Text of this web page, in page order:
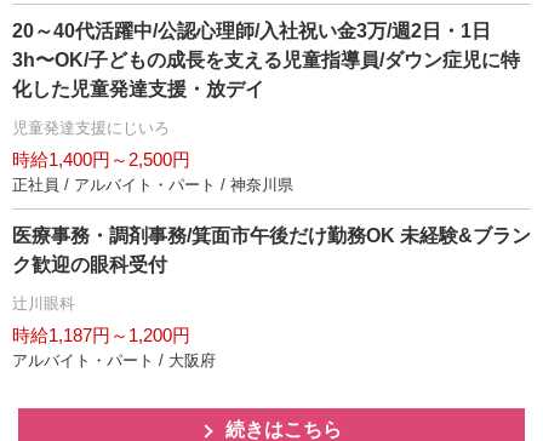
20～40代活躍中/公認心理師/入社祝い金3万/週2日・1日
3h〜OK/子どもの成長を支える児童指導員/ダウン症児に特
化した児童発達支援・放デイ
児童発達支援にじいろ
時給1,400円～2,500円
正社員 / アルバイト・パート / 神奈川県
医療事務・調剤事務/箕面市午後だけ勤務OK 未経験&ブラン
ク歓迎の眼科受付
辻川眼科
時給1,187円～1,200円
アルバイト・パート / 大阪府
続きはこちら